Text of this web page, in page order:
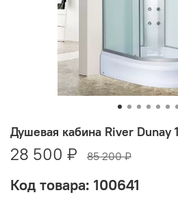
Душевая кабина River
28 500 ₽ 85 200 ₽
Код товара: 100641